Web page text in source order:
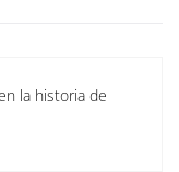
la historia de